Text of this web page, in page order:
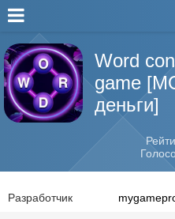
Word
game
деньги]
Разработчик